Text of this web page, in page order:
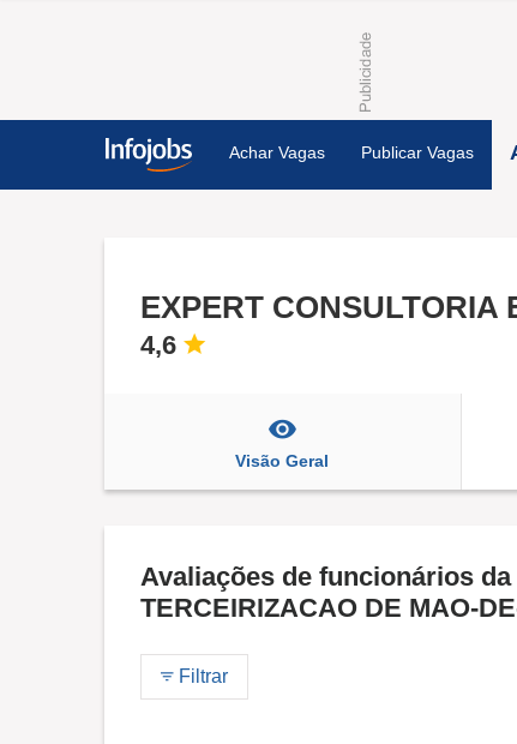
Achar Vagas Publicar Vagas
4,6
Visão Geral
Avaliações de funcionários da
TERCEIRIZACAO DE MAO-
Filtrar